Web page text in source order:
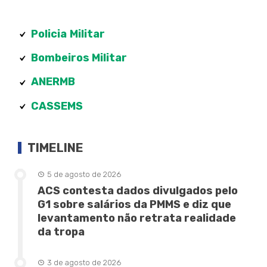
Policia Militar
Bombeiros Militar
ANERMB
CASSEMS
TIMELINE
5 de agosto de 2026
ACS contesta dados divulgados pelo
G1 sobre salários da PMMS e diz que
levantamento não retrata realidade
da tropa
3 de agosto de 2026